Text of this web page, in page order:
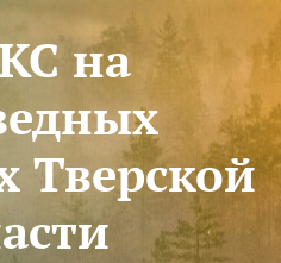
на
Тверской